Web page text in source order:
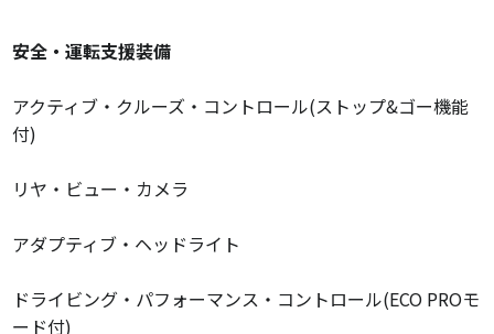
安全・運転支援装備
アクティブ・クルーズ・コントロール(ストップ&ゴー機能
付)
リヤ・ビュー・カメラ
アダプティブ・ヘッドライト
ドライビング・パフォーマンス・コントロール(ECO PROモ
ード付)